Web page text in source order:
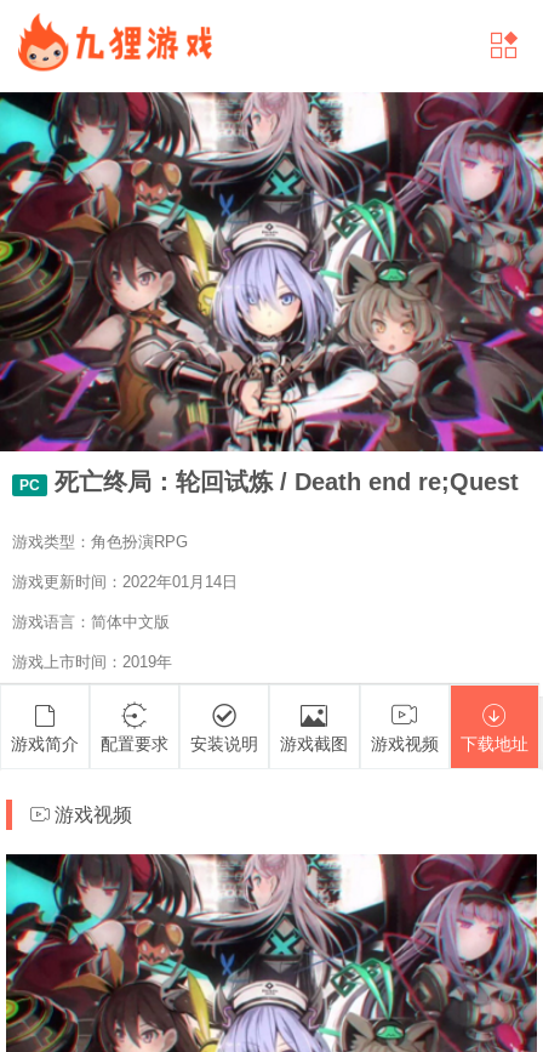
PC 死亡终局：轮回试炼 / Death end re;Quest
游戏类型：角色扮演RPG
游戏更新时间：2022年01月14日
游戏语言：简体中文版
游戏上市时间：2019年
游戏简介 配置要求 安装说明 游戏截图 游戏视频 下载地址
游戏视频